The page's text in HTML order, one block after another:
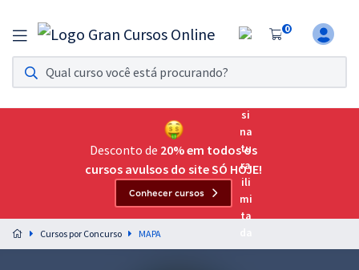
0
Assinatura Ilimitada 11
Acesso a todos os cursos. Teste grátis por 7 dias!
Assinatura OAB Até Passar
Acesso ilimitado a toda preparação para o Exame da
Preparação completa e intensiva para as principais
residências em saúde do Brasil
Desconto de 20% em todos os
cursos avulsos do site SÓ HOJE!
Conhecer cursos
Cursos por Concurso MAPA